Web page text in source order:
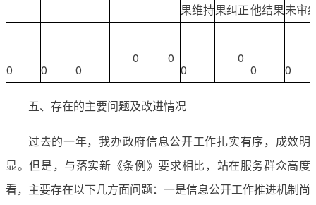
果维持果纠正他结果未审
0 0 0
0 0
0
0
0 0
五、存在的主要问题及改进情况
过去的一年，我办政府信息公开工作扎实有序，成效明
显。但是，与落实新《条例》要求相比，站在服务群众高度
看，主要存在以下几方面问题：一是信息公开工作推进机制尚